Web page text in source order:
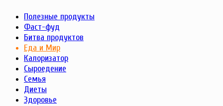
Полезные продукты
Фаст-фуд
Битва продуктов
Еда и Мир
Калоризатор
Сыроедение
Семья
Диеты
Здоровье